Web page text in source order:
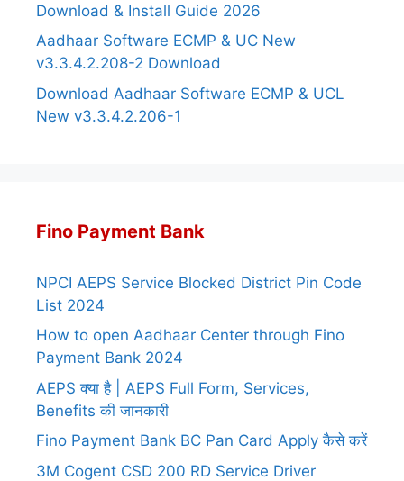
Download & Install Guide 2026
Aadhaar Software ECMP & UC New
v3.3.4.2.208-2 Download
Download Aadhaar Software ECMP & UCL
New v3.3.4.2.206-1
Fino Payment Bank
NPCI AEPS Service Blocked District Pin Code
List 2024
How to open Aadhaar Center through Fino
Payment Bank 2024
AEPS क्या है | AEPS Full Form, Services,
Benefits की जानकारी
Fino Payment Bank BC Pan Card Apply कैसे करें
3M Cogent CSD 200 RD Service Driver